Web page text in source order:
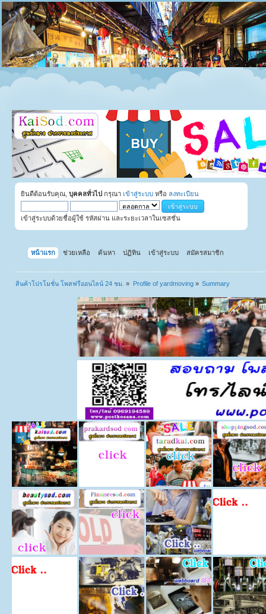
ยินดีต้อนรับคุณ, บุคคลทั่วไป กรุณา เข้าสู่ระบบ หรือ ลงทะเบียน
เข้าสู่ระบบด้วยชื่อผู้ใช้ รหัสผ่าน และระยะเวลาในเซสชั่น
หน้าแรก ช่วยเหลือ ค้นหา ปฏิทิน เข้าสู่ระบบ สมัครสมาชิก
สินค้าโปรโมชั่น โพสฟรีออนไลน์ 24 ชม. » Profile of yardmoving» Summary